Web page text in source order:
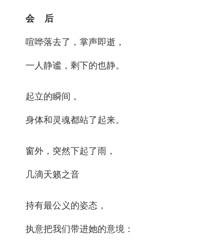
会 后
喧哗落去了，掌声即逝，
一人静谧，剩下的也静。
起立的瞬间，
身体和灵魂都站了起来。
窗外，突然下起了雨，
几滴天籁之音
持有最公义的姿态，
执意把我们带进她的意境：